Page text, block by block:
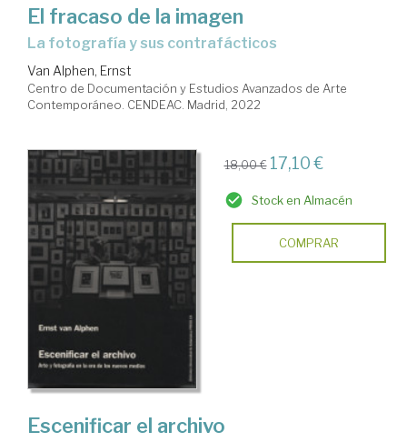
El fracaso de la imagen
la fotografía y sus contrafácticos
Van Alphen, Ernst
Centro de Documentación y Estudios Avanzados de Arte
Contemporáneo. CENDEAC. Madrid, 2022
18,00 € 17,10 €
Stock en Almacén
COMPRAR
Escenificar el archivo